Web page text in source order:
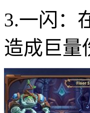
3.一闪：
造成巨量